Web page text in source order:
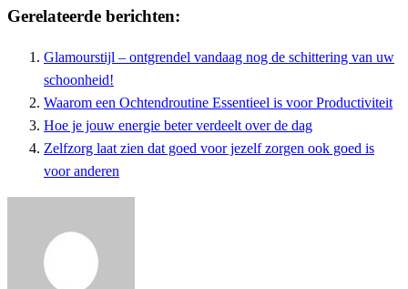
Gerelateerde berichten:
Glamourstijl – ontgrendel vandaag nog de schittering van uw
schoonheid!
Waarom een Ochtendroutine Essentieel is voor Productiviteit
Hoe je jouw energie beter verdeelt over de dag
Zelfzorg laat zien dat goed voor jezelf zorgen ook goed is
voor anderen